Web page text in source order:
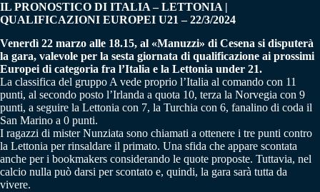
IL PRONOSTICO DI ITALIA – LETTONIA |
QUALIFICAZIONI EUROPEI U21 – 22/3/2024
Venerdì 22 marzo alle 18.15, al «Manuzzi» di Cesena si disputerà
la gara, valevole per la sesta giornata di qualificazione ai prossimi
Europei di categoria fra l’Italia e la Lettonia under 21.
La classifica del gruppo A vede proprio l’Italia al comando con 11
punti, al secondo posto l’Irlanda a quota 10, terza la Norvegia con 9
punti, a seguire la Lettonia con 7, la Turchia con 6, fanalino di coda il
San Marino a 0 punti.
I ragazzi di mister Nunziata sono chiamati a ottenere i tre punti contro
la Lettonia per rinsaldare il primato. Una sfida che appare scontata
anche per i bookmakers considerando le quote proposte. Tuttavia, nel
calcio nulla può darsi per scontato e, quindi, la gara sarà tutta da
vivere.